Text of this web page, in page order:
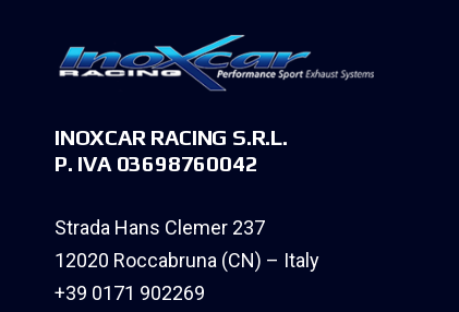
INOXCAR RACING S.R.L.
P. IVA 03698760042
Strada Hans Clemer 237
12020 Roccabruna (CN) – Italy
+39 0171 902269